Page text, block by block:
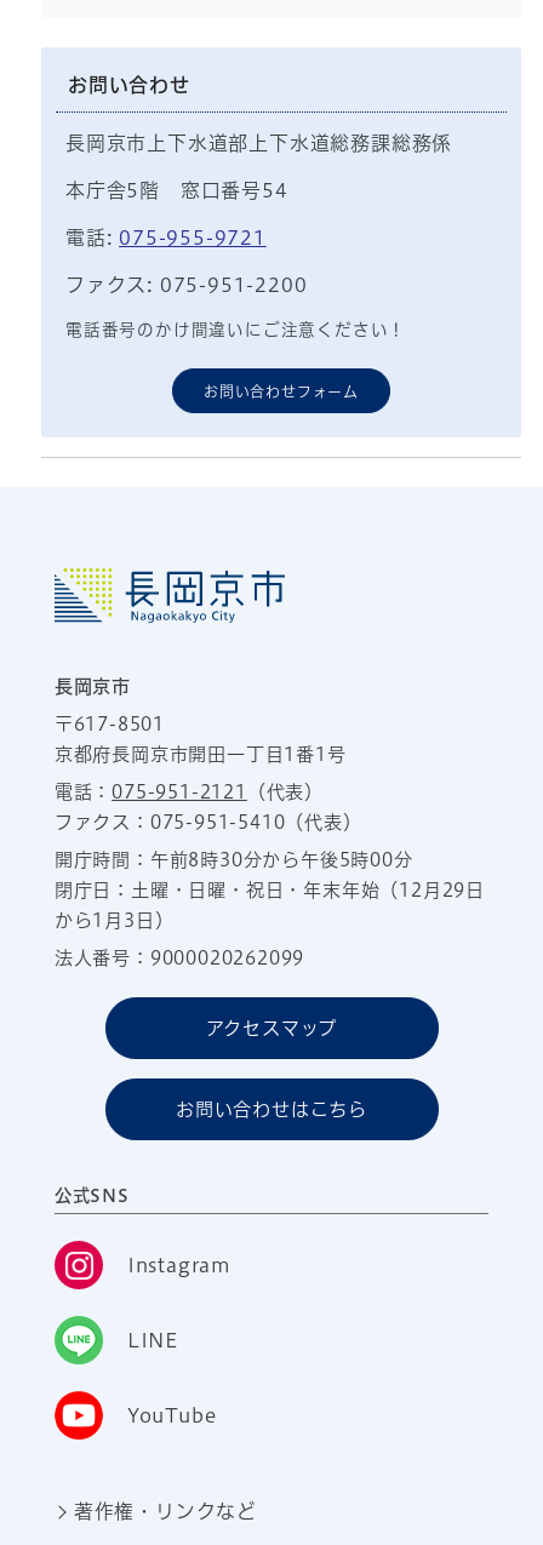
お問い合わせ
長岡京市上下水道部上下水道総務課総務係
本庁舎5階 窓口番号54
電話: 075-955-9721
ファクス: 075-951-2200
電話番号のかけ間違いにご注意ください！
お問い合わせフォーム
長岡京市
〒617-8501
京都府長岡京市開田一丁目1番1号
電話：075-951-2121
（代表）
ファクス：075-951-5410（代表）
開庁時間：午前8時30分から午後5時00分
閉庁日：土曜・日曜・祝日・年末年始（12月29日
から1月3日）
法人番号：9000020262099
アクセスマップ
お問い合わせはこちら
公式SNS
Instagram
LINE
YouTube
著作権・リンクなど